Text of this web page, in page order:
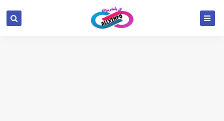
google.com, pub-6654709521456670, DIRECT,
f08c47fec0942fa0